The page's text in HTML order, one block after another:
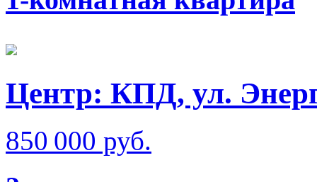
Центр: КПД, ул.
850 000 руб.